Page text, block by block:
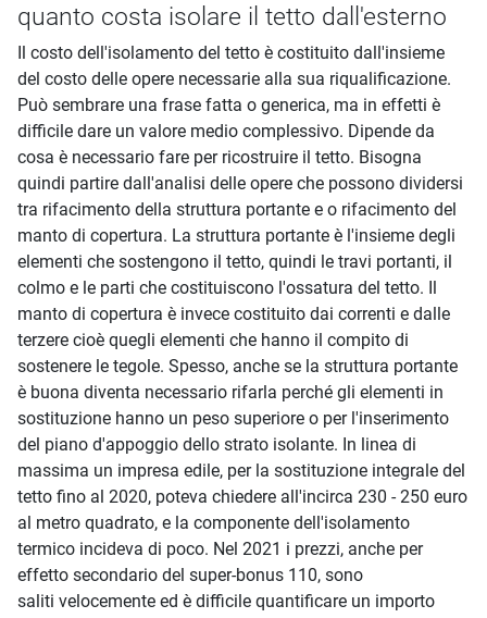
quanto costa isolare il tetto dall'esterno
Il costo dell'isolamento del tetto è costituito dall'insieme
del costo delle opere necessarie alla sua riqualificazione.
Può sembrare una frase fatta o generica, ma in effetti è
difficile dare un valore medio complessivo. Dipende da
cosa è necessario fare per ricostruire il tetto. Bisogna
quindi partire dall'analisi delle opere che possono dividersi
tra rifacimento della struttura portante e o rifacimento del
manto di copertura. La struttura portante è l'insieme degli
elementi che sostengono il tetto, quindi le travi portanti, il
colmo e le parti che costituiscono l'ossatura del tetto. Il
manto di copertura è invece costituito dai correnti e dalle
terzere cioè quegli elementi che hanno il compito di
sostenere le tegole. Spesso, anche se la struttura portante
è buona diventa necessario rifarla perché gli elementi in
sostituzione hanno un peso superiore o per l'inserimento
del piano d'appoggio dello strato isolante. In linea di
massima un impresa edile, per la sostituzione integrale del
tetto fino al 2020, poteva chiedere all'incirca 230 - 250 euro
al metro quadrato, e la componente dell'isolamento
termico incideva di poco. Nel 2021 i prezzi, anche per
effetto secondario del super-bonus 110, sono
saliti velocemente ed è difficile quantificare un importo